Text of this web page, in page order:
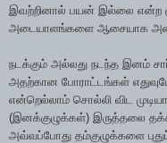
இவற்றினால் பயன் இல்லை என்ற
அடையாளங்களை ஆசையாக
நடக்கும் அல்லது நடந்த இனம்
அதற்கான போராட்டங்கள்
என்றெல்லாம் சொல்லி விட
(இனக்குழுக்கள்) இருத்தலை
அவ்வப்போது தம்குழுக்களை